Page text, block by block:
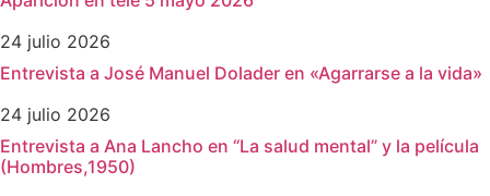
24 julio 2026
Entrevista a José Manuel Dolader en «Agarrarse a la vida»
24 julio 2026
Entrevista a Ana Lancho en “La salud mental” y la película
(Hombres,1950)